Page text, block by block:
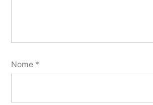
Nome *